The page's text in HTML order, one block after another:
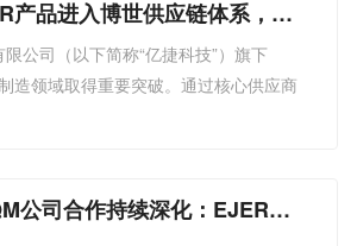
在全球市场中的竞争力与认可度。
）作为全球领先的半导体封测服务
电子、工业控制、通信等高端市场，对
亿捷EJER凭借多项核心优势脱颖而
至5% RH以下，大幅缩短湿敏器件的等
设计彻底解决了传统分子筛方案的高昂
产品进入博世供应链体系，以
术赋能高端制造
公司（以下简称“亿捷科技”）旗下
造领域取得重要突破。通过核心供应商
密防潮防氧化环境控制设备已成功应用
业的认可。
公司合作持续深化：EJER技